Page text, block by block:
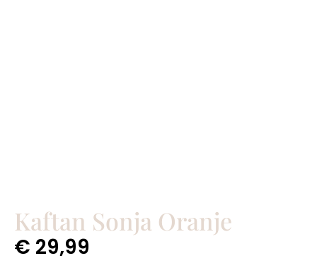
Kaftan Sonja Oranje
€ 29,99